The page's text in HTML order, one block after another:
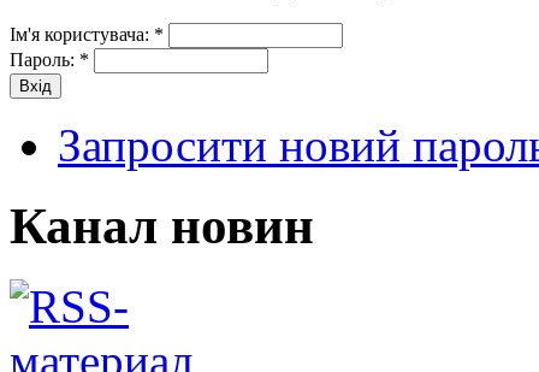
Ім'я користувача: *
Пароль: *
Запросити новий
Канал новин